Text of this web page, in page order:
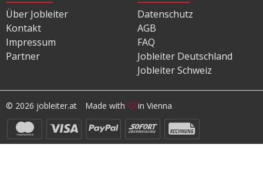
Über Jobleiter
Kontakt
Impressum
Partner
Datenschutz
AGB
FAQ
Jobleiter Deutschland
Jobleiter Schweiz
© 2026 jobleiter.at Made with in Vienna